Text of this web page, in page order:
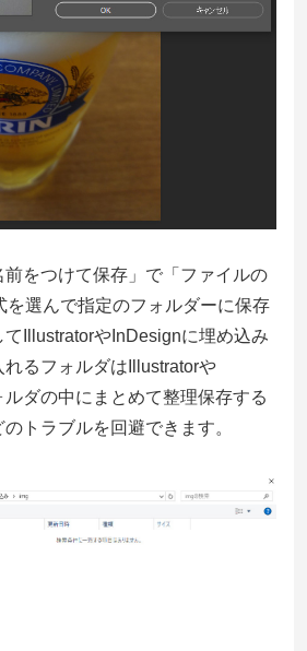
をつけて保存」で「ファイルの
を選んで指定のフォルダーに保存
てIllustratorやInDesignに埋め込み
れるフォルダはIllustratorや
ルダの中にまとめて整理保存する
トラブルを回避できます。